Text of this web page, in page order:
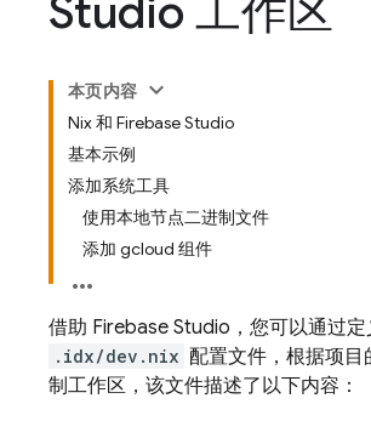
Studio 工作区
本页内容
Nix 和 Firebase Studio
基本示例
添加系统工具
使用本地节点二进制文件
添加 gcloud 组件
借助 Firebase Studio ，您可以通过
.idx/dev.nix 配置文件，根据项目
制工作区，该文件描述了以下内容：